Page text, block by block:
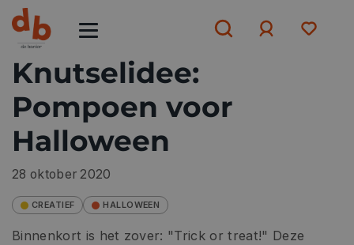
Aanmelden
ofaanmelden
Knutselidee:
Pompoen voor
Halloween
28 oktober 2020
CREATIEF HALLOWEEN
Binnenkort is het zover: "Trick or treat!" Deze